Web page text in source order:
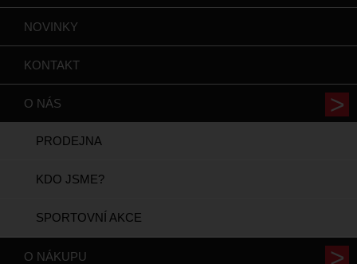
NOVINKY
KONTAKT
O NÁS
PRODEJNA
KDO JSME?
SPORTOVNÍ AKCE
O NÁKUPU